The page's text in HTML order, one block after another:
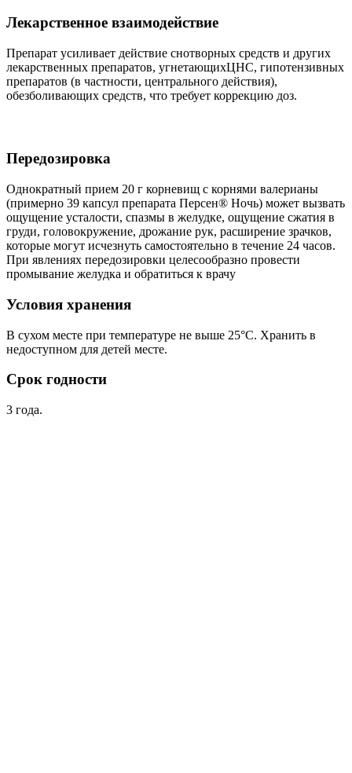
Лекарственное взаимодействие
Препарат усиливает действие снотворных средств и других
лекарственных препаратов, угнетающихЦНС, гипотензивных
препаратов (в частности, центрального действия),
обезболивающих средств, что требует коррекцию доз.
Передозировка
Однократный прием 20 г корневищ с корнями валерианы
(примерно 39 капсул препарата Персен® Ночь) может вызвать
ощущение усталости, спазмы в желудке, ощущение сжатия в
груди, головокружение, дрожание рук, расширение зрачков,
которые могут исчезнуть самостоятельно в течение 24 часов.
При явлениях передозировки целесообразно провести
промывание желудка и обратиться к врачу
Условия хранения
В сухом месте при температуре не выше 25°С. Хранить в
недоступном для детей месте.
Срок годности
3 года.